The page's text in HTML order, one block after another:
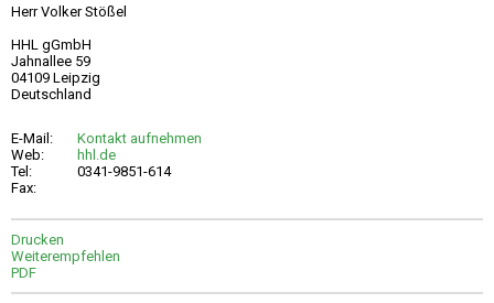
Herr Volker Stößel
HHL gGmbH
Jahnallee 59
04109 Leipzig
Deutschland
E-Mail:
Kontakt aufnehmen
Web:
hhl.de
Tel:
0341-9851-614
Fax:
Drucken
Weiterempfehlen
PDF